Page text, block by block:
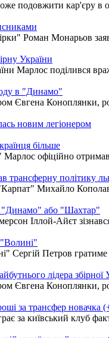
подовжити кар'єру в
Роман Монарьов
України
Марлос поділився
в "Динамо"
Євгена Коноплянки,
новим легіонером
більше
офіційно
трансферну політику
Михайло
"Динамо" або "Шахтар"
Іллой-Айєт
"Волині"
Сергій Петров гратиме
лідера збірної
Євгена Коноплянки,
за трансфер
за київський клуб